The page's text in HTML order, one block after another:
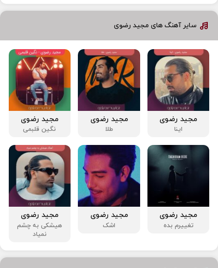
سایر آهنگ های مجید رضوی
مجید رضوی
اینا
مجید رضوی
طلا
مجید رضوی
نگین قلبمی
مجید رضوی
تغییرم بده
مجید رضوی
اشک
مجید رضوی
هیشکی به چشم
نمیاد